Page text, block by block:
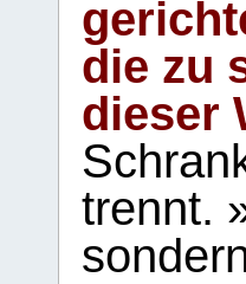
die zu
dieser
trennt.